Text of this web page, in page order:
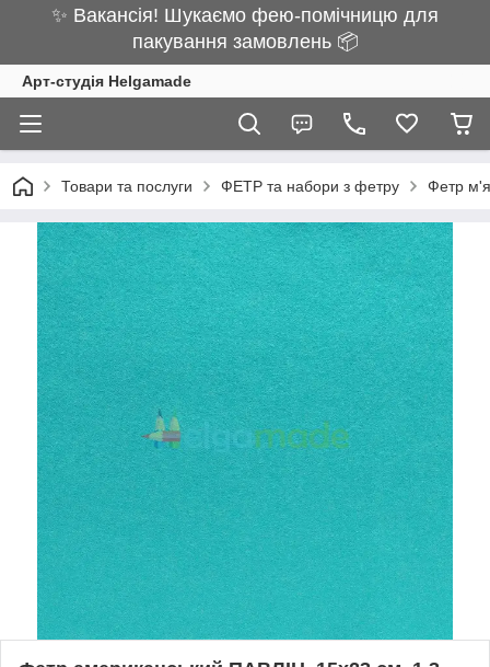
✨ Вакансія! Шукаємо фею-помічницю для
пакування замовлень 📦
Арт-студія Helgamade
Товари та послуги ФЕТР та набори з фетру Фетр